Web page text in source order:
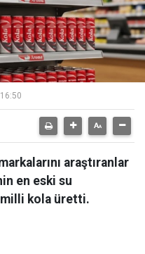
araştıranlar
en eski su
milli kola üretti.